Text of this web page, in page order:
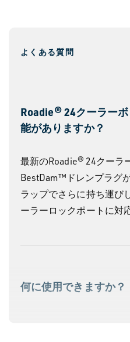
よくある質問
Roadie® 24クーラー
能がありますか？
最新のRoadie® 24クーラ
BestDam™ドレンプラグ
ラップでさらに持ち運び
ーラーロックポートに対
何に使用できますか？